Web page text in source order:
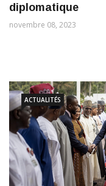
diplomatique
novembre 08, 2023
ACTUALITÉS